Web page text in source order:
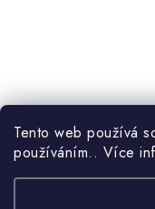
Tento web používá
používáním.. Více